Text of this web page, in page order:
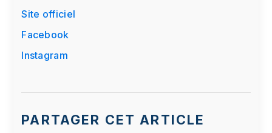
Site officiel
Facebook
Instagram
PARTAGER CET ARTICLE